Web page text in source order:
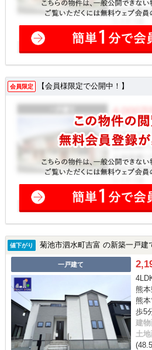
会員限定 【会員様限定で公開中！】
値下がり 菊池市泗水町吉富 の新築一戸建
一戸建て
熊
熊
歩5
建
土